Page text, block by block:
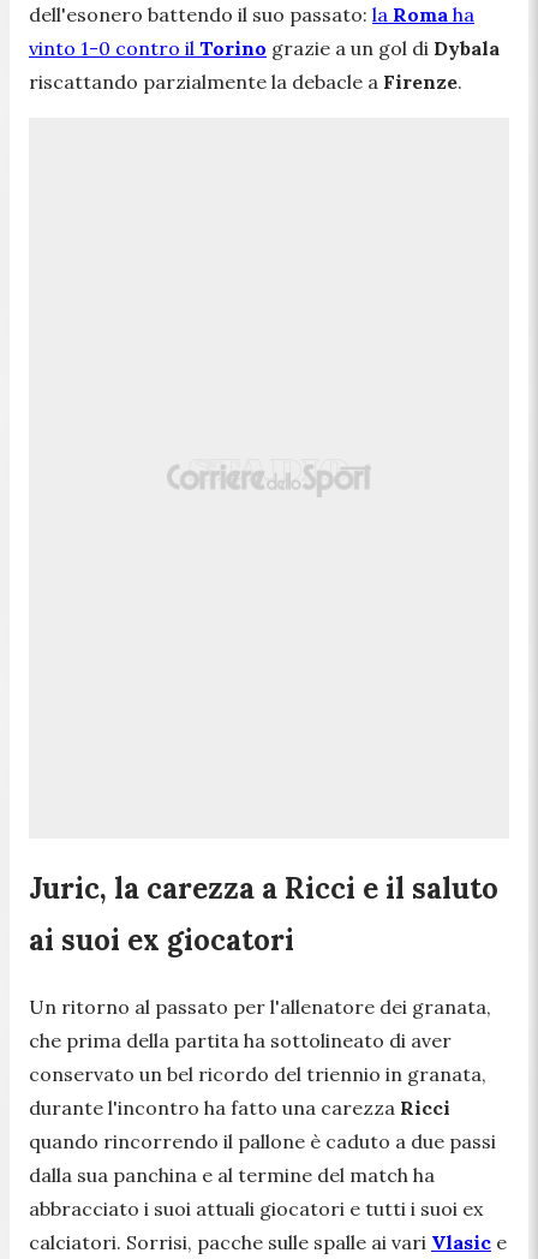
dell'esonero battendo il suo passato: la Roma ha
vinto 1-0 contro il Torino grazie a un gol di Dybala
riscattando parzialmente la debacle a Firenze.
Juric, la carezza a Ricci e il saluto
ai suoi ex giocatori
Un ritorno al passato per l'allenatore dei granata,
che prima della partita ha sottolineato di aver
conservato un bel ricordo del triennio in granata,
durante l'incontro ha fatto una carezza Ricci
quando rincorrendo il pallone è caduto a due passi
dalla sua panchina e al termine del match ha
abbracciato i suoi attuali giocatori e tutti i suoi ex
calciatori. Sorrisi, pacche sulle spalle ai vari Vlasic e